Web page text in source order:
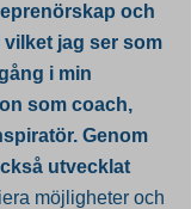
och
jag ser som
i min
som coach,
Genom
utvecklat
möjligheter och